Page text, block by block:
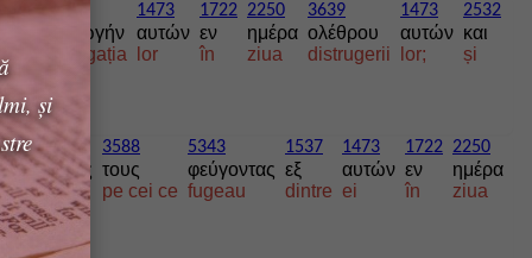
4864
συναγωγήν
congregația
1473
αυτών
lor
1722
εν
în
2250
ημέρα
ziua
3639
ολέθρου
distrugerii
1473
αυτών
lor;
2532
και
și
fi închis
3588
τους
pe cei ce
5343
φεύγοντας
fugeau
1537
εξ
dintre
1473
αυτών
ei
1722
εν
în
2250
ημέρα
ziua
și